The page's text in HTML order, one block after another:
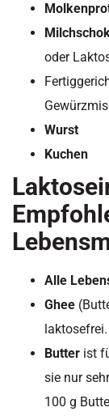
oder
Wurst
Kuchen
Alle
Ghee
laktosefrei.
Butter ist
sie nur
100 g